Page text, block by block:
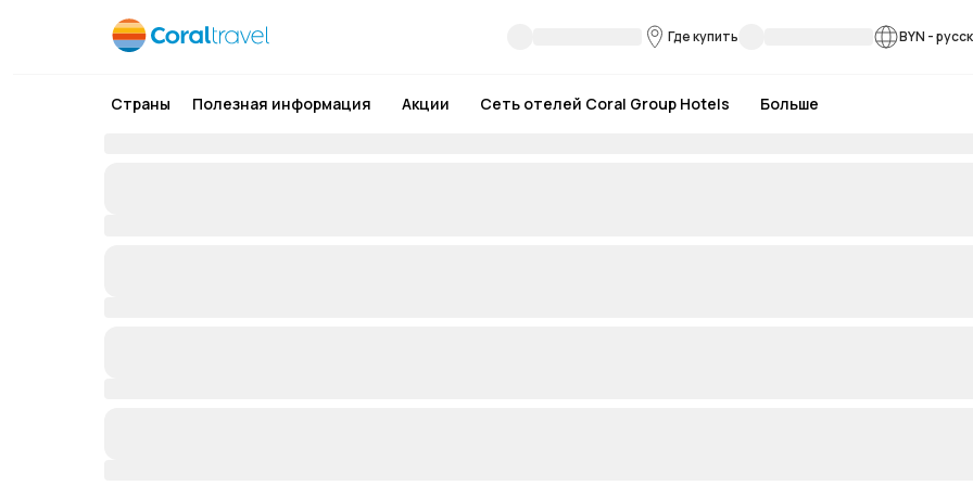
Где купить BYN -
Страны Полезная информация Акции Сеть отелей Coral Group Hotels Больше